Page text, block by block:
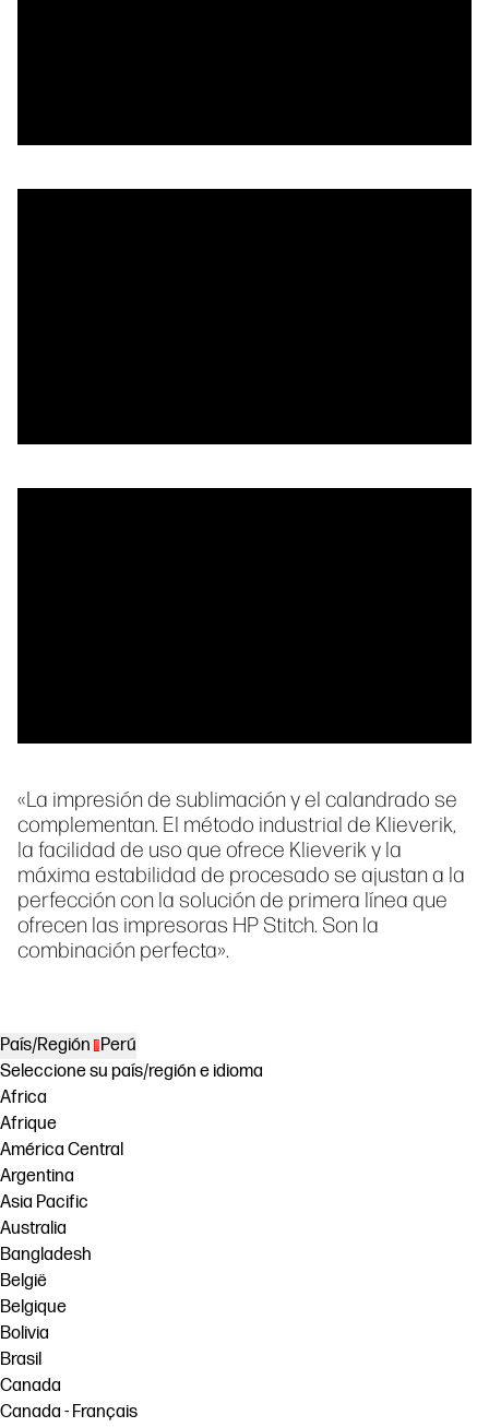
«La impresión de sublimación y el calandrado se
complementan. El método industrial de Klieverik,
la facilidad de uso que ofrece Klieverik y la
máxima estabilidad de procesado se ajustan a la
perfección con la solución de primera línea que
ofrecen las impresoras HP Stitch. Son la
combinación perfecta».
País/Región Perú
Seleccione su país/región e idioma
Africa
Afrique
América Central
Argentina
Asia Pacific
Australia
Bangladesh
België
Belgique
Bolivia
Brasil
Canada
Canada - Français